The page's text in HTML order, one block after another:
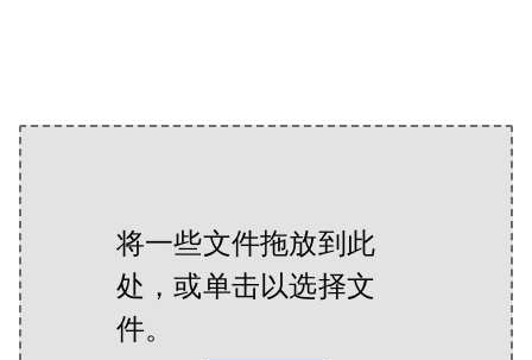
将一些文件拖放到此
处，或单击以选择文
件。